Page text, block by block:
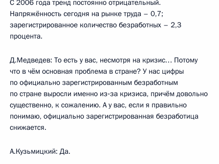
С 2006 года тренд постоянно отрицательный.
Напряжённость сегодня на рынке труда – 0,7;
зарегистрированное количество безработных – 2,3
процента.
Д.Медведев: То есть у вас, несмотря на кризис… Потому
что в чём основная проблема в стране? У нас цифры
по официально зарегистрированным безработным
по стране выросли именно из‑за кризиса, причём довольно
существенно, к сожалению. А у вас, если я правильно
понимаю, официально зарегистрированная безработица
снижается.
А.Кузьмицкий: Да.